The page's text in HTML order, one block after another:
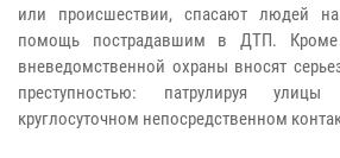
или происшествии, спасают людей
помощь пострадавшим в ДТП. Кроме
вневедомственной охраны вносят
преступностью: патрулируя
круглосуточном непосредственном